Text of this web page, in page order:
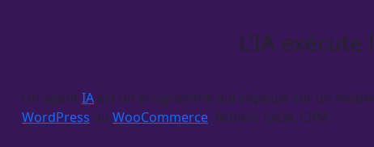
L’IA
Un agent IA est un programme qui s’appuie sur un
WordPress ou WooCommerce, fichiers Excel, CRM.